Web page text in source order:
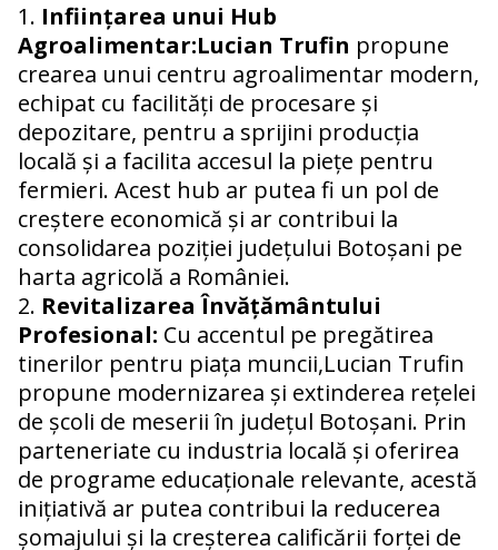
Inființarea unui Hub
Agroalimentar:Lucian Trufin propune
crearea unui centru agroalimentar modern,
echipat cu facilități de procesare și
depozitare, pentru a sprijini producția
locală și a facilita accesul la piețe pentru
fermieri. Acest hub ar putea fi un pol de
creștere economică și ar contribui la
consolidarea poziției județului Botoșani pe
harta agricolă a României.
Revitalizarea Învățământului
Profesional: Cu accentul pe pregătirea
tinerilor pentru piața muncii,Lucian Trufin
propune modernizarea și extinderea rețelei
de școli de meserii în județul Botoșani. Prin
parteneriate cu industria locală și oferirea
de programe educaționale relevante, acestă
inițiativă ar putea contribui la reducerea
șomajului și la creșterea calificării forței de